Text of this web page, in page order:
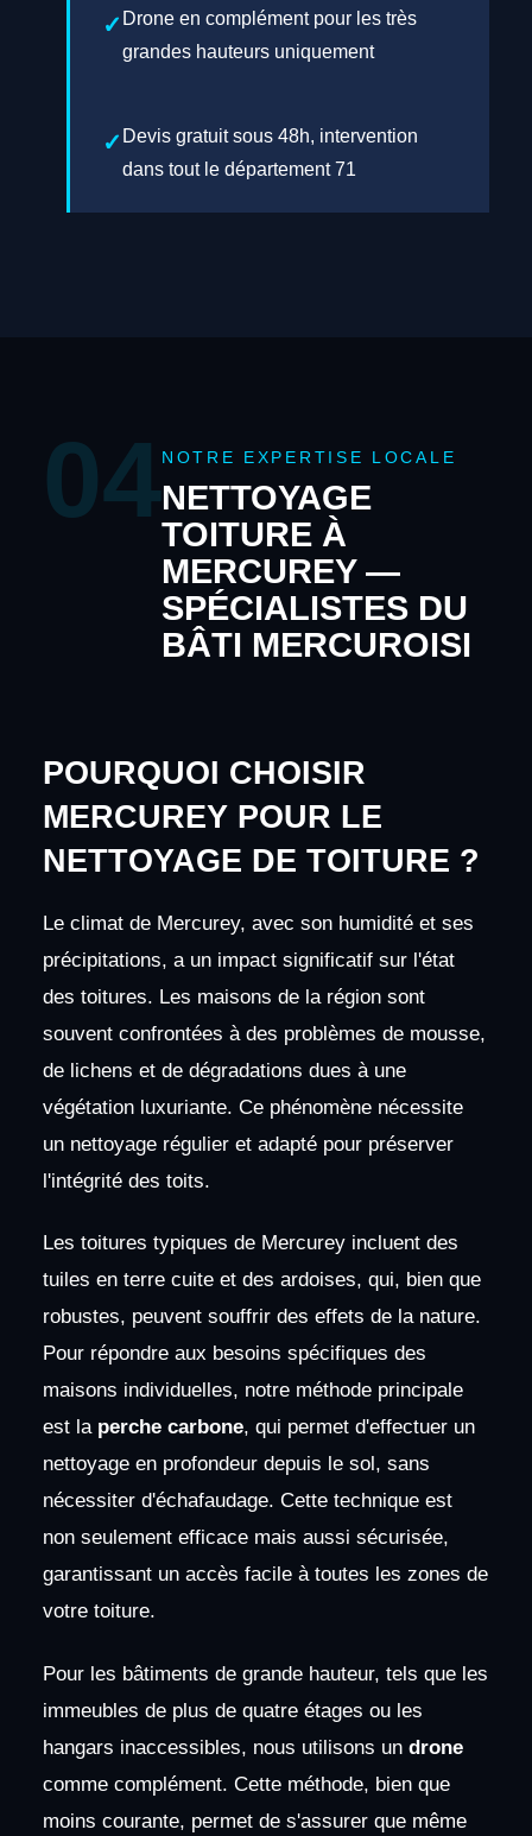
Drone en complément pour les très
grandes hauteurs uniquement
Devis gratuit sous 48h, intervention
dans tout le département 71
04NOTRE EXPERTISE LOCALE
NETTOYAGE
TOITURE À
MERCUREY —
SPÉCIALISTES DU
BÂTI MERCUROISI
POURQUOI CHOISIR
MERCUREY POUR LE
NETTOYAGE DE TOITURE ?
Le climat de Mercurey, avec son humidité et ses
précipitations, a un impact significatif sur l'état
des toitures. Les maisons de la région sont
souvent confrontées à des problèmes de mousse,
de lichens et de dégradations dues à une
végétation luxuriante. Ce phénomène nécessite
un nettoyage régulier et adapté pour préserver
l'intégrité des toits.
Les toitures typiques de Mercurey incluent des
tuiles en terre cuite et des ardoises, qui, bien que
robustes, peuvent souffrir des effets de la nature.
Pour répondre aux besoins spécifiques des
maisons individuelles, notre méthode principale
est la perche carbone, qui permet d'effectuer un
nettoyage en profondeur depuis le sol, sans
nécessiter d'échafaudage. Cette technique est
non seulement efficace mais aussi sécurisée,
garantissant un accès facile à toutes les zones de
votre toiture.
Pour les bâtiments de grande hauteur, tels que les
immeubles de plus de quatre étages ou les
hangars inaccessibles, nous utilisons un drone
comme complément. Cette méthode, bien que
moins courante, permet de s'assurer que même